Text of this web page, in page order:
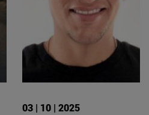
03 | 10 | 2025